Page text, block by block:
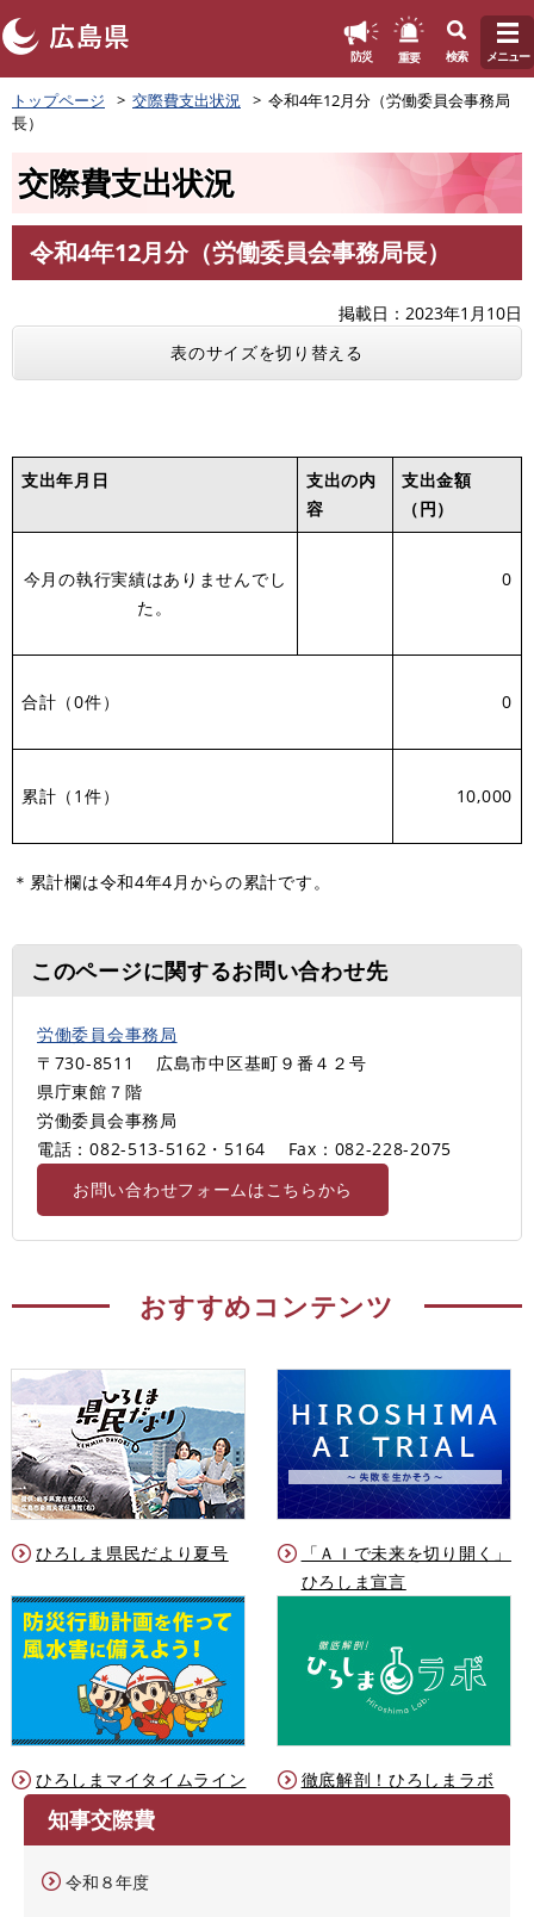
ペ
ー
ジ
。
防災 重要 検索 メニュー
トップページ 交際費支出状況
令和4年12月分（労働委員会事務局
長）
交際費支出状況
文
令和4年12月分（労働委員会事務局長）
掲載日
2023年1月10日
表のサイズを切り替える
支出年月日
支出の内
容
支出金額
（円）
今月の執行実績はありませんでし
た。
0
合計（0件） 0
累計（1件） 10,000
＊累計欄は令和4年4月からの累計です。
このページに関するお問い合わせ先
労働委員会事務局
〒730-8511
広島市中区基町９番４２号
県庁東館７階
労働委員会事務局
電話：082-513-5162・5164
Fax：082-228-2075
お問い合わせフォームはこちらから
おすすめコンテンツ
ひろしま県民だより夏号
「ＡＩで未来を切り開く」
ひろしま宣言
ひろしまマイタイムライン 徹底解剖！ひろしまラボ
知事交際費
令和８年度